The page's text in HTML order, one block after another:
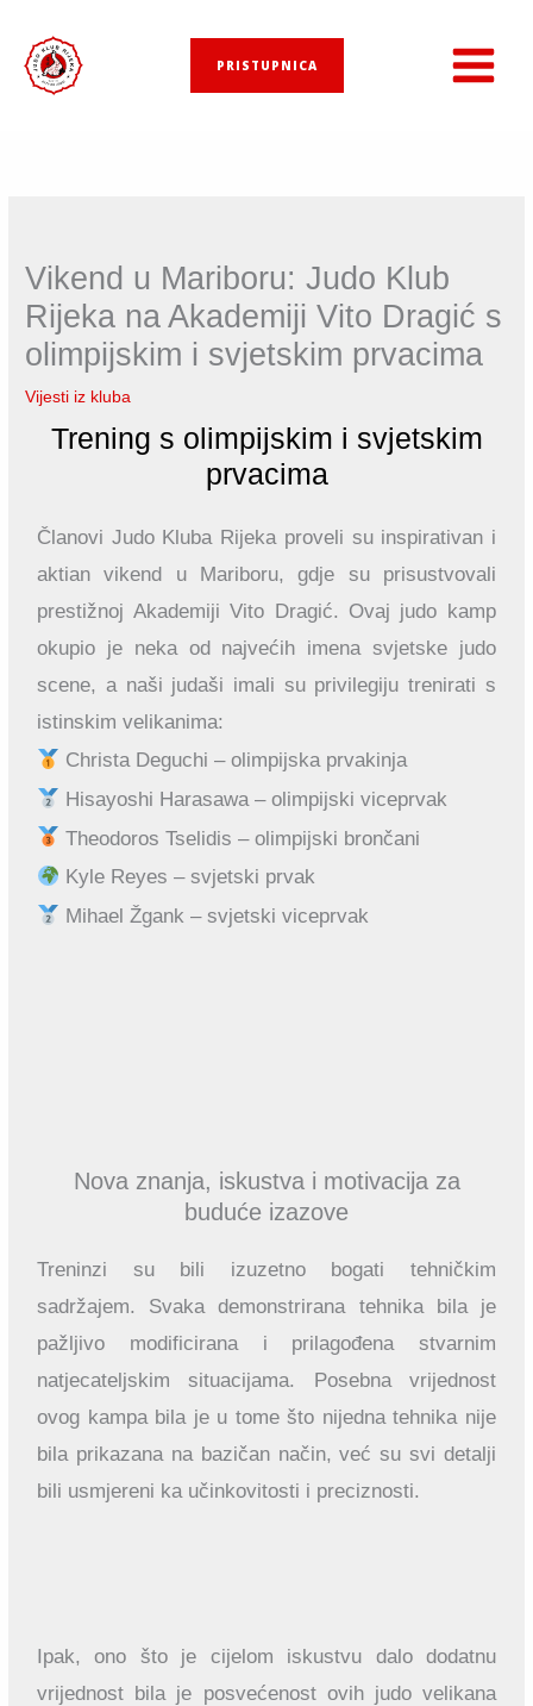
content
PRISTUPNICA
Vikend u Mariboru: Judo Klub
Rijeka na Akademiji Vito Dragić s
olimpijskim i svjetskim prvacima
Vijesti iz kluba
Trening s olimpijskim i svjetskim
prvacima
Članovi Judo Kluba Rijeka proveli su inspirativan i
aktian vikend u Mariboru, gdje su prisustvovali
prestižnoj Akademiji Vito Dragić. Ovaj judo kamp
okupio je neka od najvećih imena svjetske judo
scene, a naši judaši imali su privilegiju trenirati s
istinskim velikanima:
Christa Deguchi – olimpijska prvakinja
Hisayoshi Harasawa – olimpijski viceprvak
Theodoros Tselidis – olimpijski brončani
Kyle Reyes – svjetski prvak
Mihael Žgank – svjetski viceprvak
Nova znanja, iskustva i motivacija za
buduće izazove
Treninzi su bili izuzetno bogati tehničkim
sadržajem. Svaka demonstrirana tehnika bila je
pažljivo modificirana i prilagođena stvarnim
natjecateljskim situacijama. Posebna vrijednost
ovog kampa bila je u tome što nijedna tehnika nije
bila prikazana na bazičan način, već su svi detalji
bili usmjereni ka učinkovitosti i preciznosti.
Ipak, ono što je cijelom iskustvu dalo dodatnu
vrijednost bila je posvećenost ovih judo velikana